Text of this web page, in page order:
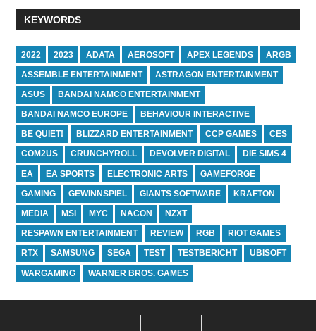
KEYWORDS
2022 2023 ADATA AEROSOFT APEX LEGENDS ARGB
ASSEMBLE ENTERTAINMENT ASTRAGON ENTERTAINMENT
ASUS BANDAI NAMCO ENTERTAINMENT
BANDAI NAMCO EUROPE BEHAVIOUR INTERACTIVE
BE QUIET! BLIZZARD ENTERTAINMENT CCP GAMES CES
COM2US CRUNCHYROLL DEVOLVER DIGITAL DIE SIMS 4
EA EA SPORTS ELECTRONIC ARTS GAMEFORGE
GAMING GEWINNSPIEL GIANTS SOFTWARE KRAFTON
MEDIA MSI MYC NACON NZXT
RESPAWN ENTERTAINMENT REVIEW RGB RIOT GAMES
RTX SAMSUNG SEGA TEST TESTBERICHT UBISOFT
WARGAMING WARNER BROS. GAMES